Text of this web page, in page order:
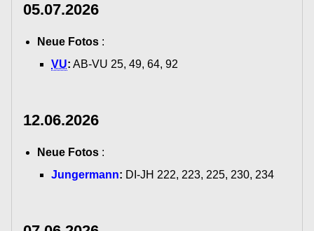
05.07.2026
Neue Fotos :
VU: AB-VU 25, 49, 64, 92
12.06.2026
Neue Fotos :
Jungermann: DI-JH 222, 223, 225, 230, 234